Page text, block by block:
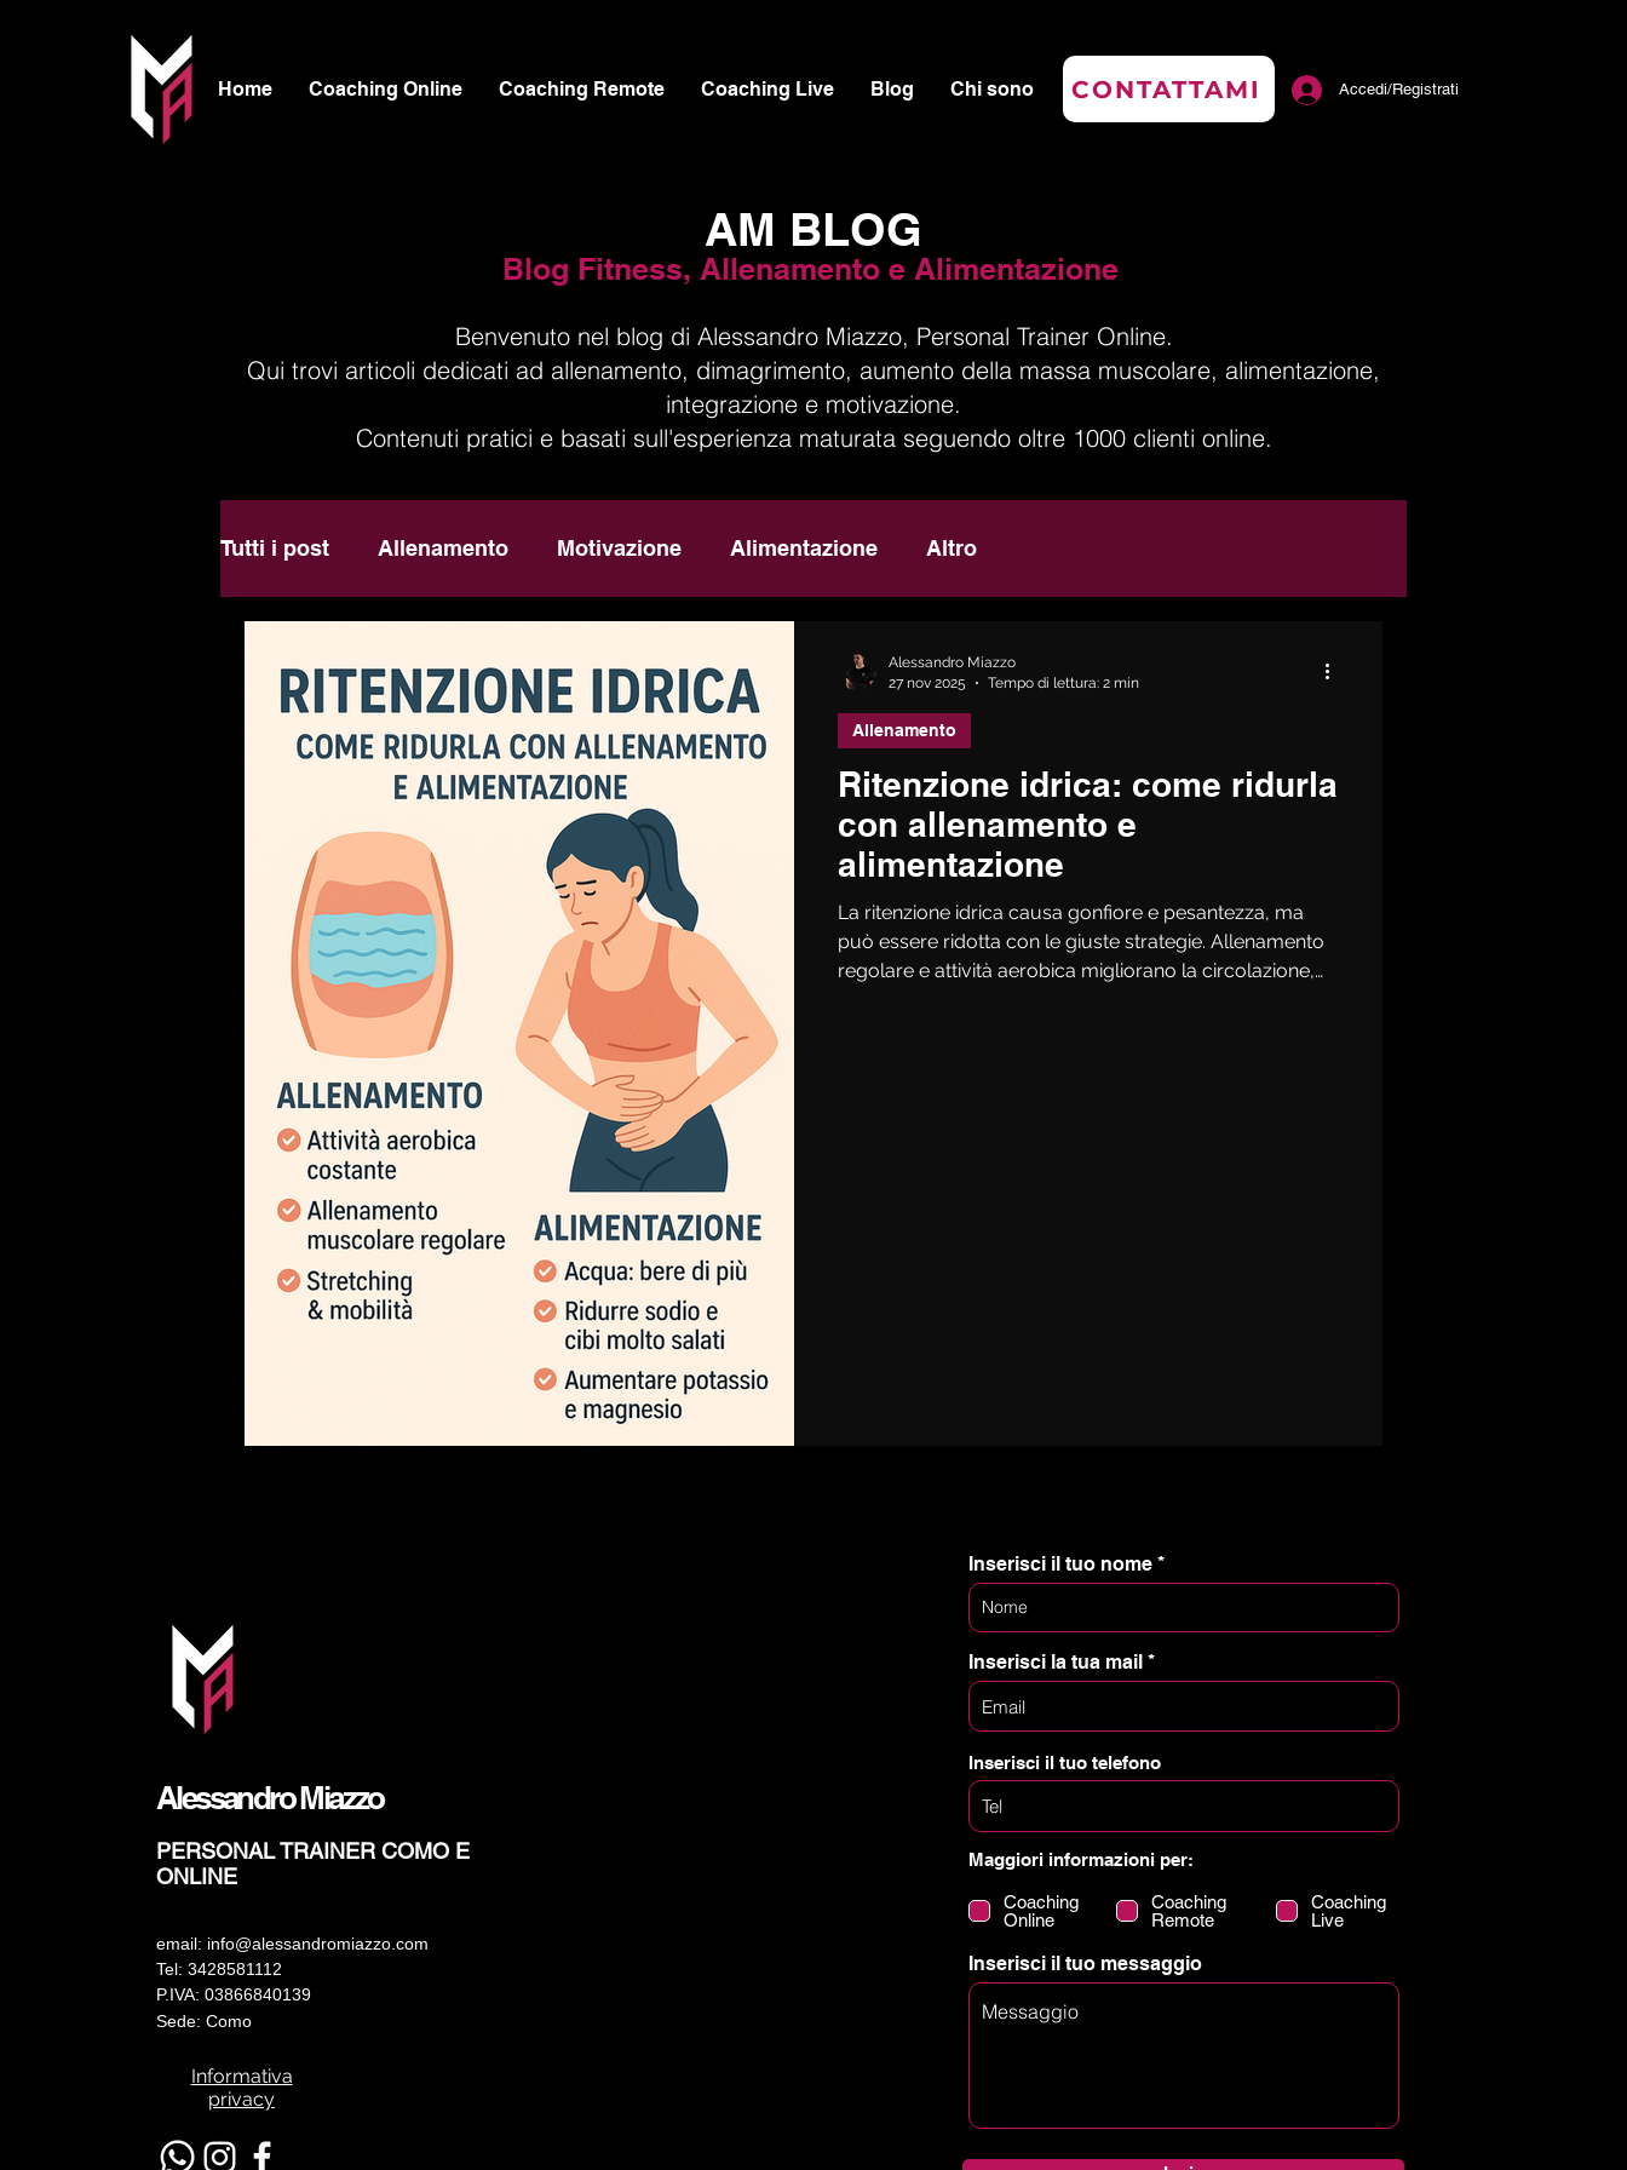
Home Coaching Online Coaching Remote Coaching Live Blog Chi sono CONTATTAMI Accedi/Registrati
AM BLOG
Blog Fitness, Allenamento e Alimentazione
Benvenuto nel blog di Alessandro Miazzo, Personal Trainer Online.
Qui trovi articoli dedicati ad allenamento, dimagrimento, aumento della massa muscolare, alimentazione,
integrazione e motivazione.
Contenuti pratici e basati sull'esperienza maturata seguendo oltre 1000 clienti online.
Tutti i post Allenamento Motivazione Alimentazione Altro
Ritenzione idrica: come ridurla
con allenamento e
alimentazione
La ritenzione idrica causa gonfiore e pesantezza, ma
può essere ridotta con le giuste strategie. Allenamento
regolare e attività aerobica migliorano la circolazione,
Allenamento
Alessandro Miazzo
27 nov 2025
Tempo di lettura: 2 min
Alessandro Miazzo
PERSONAL TRAINER COMO E
ONLINE
email: info@alessandromiazzo.com
Tel: 3428581112
P.IVA: 03866840139
Sede: Como
Informativa
privacy
Inserisci il tuo nome
Inserisci la tua mail
Inserisci il tuo telefono
Maggiori informazioni per:
Coaching
Online
Coaching
Remote
Coaching
Live
Inserisci il tuo messaggio